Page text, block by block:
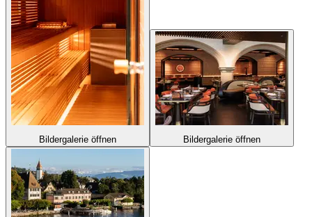
Bildergalerie öffnen Bildergalerie öffnen